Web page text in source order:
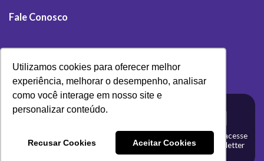
Utilizamos cookies para oferecer melhor
experiência, melhorar o desempenho, analisar
como você interage em nosso site e
personalizar conteúdo.
Recusar Cookies Aceitar Cookies
Clique aqui e acesse
a nossa newsletter
Fale Conosco
Olivas Digital